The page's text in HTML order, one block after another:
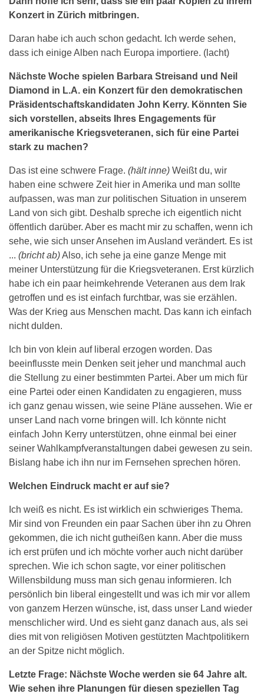
Konzert in Zürich mitbringen.
Daran habe ich auch schon gedacht. Ich werde sehen,
dass ich einige Alben nach Europa importiere. (lacht)
Nächste Woche spielen Barbara Streisand und Neil
Diamond in L.A. ein Konzert für den demokratischen
Präsidentschaftskandidaten John Kerry. Könnten Sie
sich vorstellen, abseits Ihres Engagements für
amerikanische Kriegsveteranen, sich für eine Partei
stark zu machen?
Das ist eine schwere Frage. (hält inne) Weißt du, wir
haben eine schwere Zeit hier in Amerika und man sollte
aufpassen, was man zur politischen Situation in unserem
Land von sich gibt. Deshalb spreche ich eigentlich nicht
öffentlich darüber. Aber es macht mir zu schaffen, wenn ich
sehe, wie sich unser Ansehen im Ausland verändert. Es ist
... (bricht ab)Also, ich sehe ja eine ganze Menge mit
meiner Unterstützung für die Kriegsveteranen. Erst kürzlich
habe ich ein paar heimkehrende Veteranen aus dem Irak
getroffen und es ist einfach furchtbar, was sie erzählen.
Was der Krieg aus Menschen macht. Das kann ich einfach
nicht dulden.
Ich bin von klein auf liberal erzogen worden. Das
beeinflusste mein Denken seit jeher und manchmal auch
die Stellung zu einer bestimmten Partei. Aber um mich für
eine Partei oder einen Kandidaten zu engagieren, muss
ich ganz genau wissen, wie seine Pläne aussehen. Wie er
unser Land nach vorne bringen will. Ich könnte nicht
einfach John Kerry unterstützen, ohne einmal bei einer
seiner Wahlkampfveranstaltungen dabei gewesen zu sein.
Bislang habe ich ihn nur im Fernsehen sprechen hören.
Welchen Eindruck macht er auf sie?
Ich weiß es nicht. Es ist wirklich ein schwieriges Thema.
Mir sind von Freunden ein paar Sachen über ihn zu Ohren
gekommen, die ich nicht gutheißen kann. Aber die muss
ich erst prüfen und ich möchte vorher auch nicht darüber
sprechen. Wie ich schon sagte, vor einer politischen
Willensbildung muss man sich genau informieren. Ich
persönlich bin liberal eingestellt und was ich mir vor allem
von ganzem Herzen wünsche, ist, dass unser Land wieder
menschlicher wird. Und es sieht ganz danach aus, als sei
dies mit von religiösen Motiven gestützten Machtpolitikern
an der Spitze nicht möglich.
Letzte Frage: Nächste Woche werden sie 64 Jahre alt.
Wie sehen ihre Planungen für diesen speziellen Tag